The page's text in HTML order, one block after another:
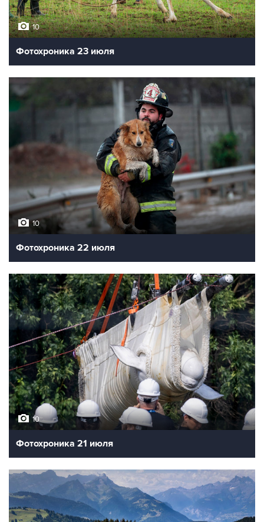
10
Фотохроника 23 июля
10
Фотохроника 22 июля
10
Фотохроника 21 июля